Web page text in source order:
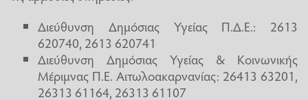
Διεύθυνση Δημόσιας Υγείας Π.Δ.Ε.: 2613
620740, 2613 620741
Διεύθυνση Δημόσιας Υγείας & Κοινωνικής
Μέριμνας Π.Ε. Αιτωλοακαρνανίας: 26413 63201,
26313 61164, 26313 61107